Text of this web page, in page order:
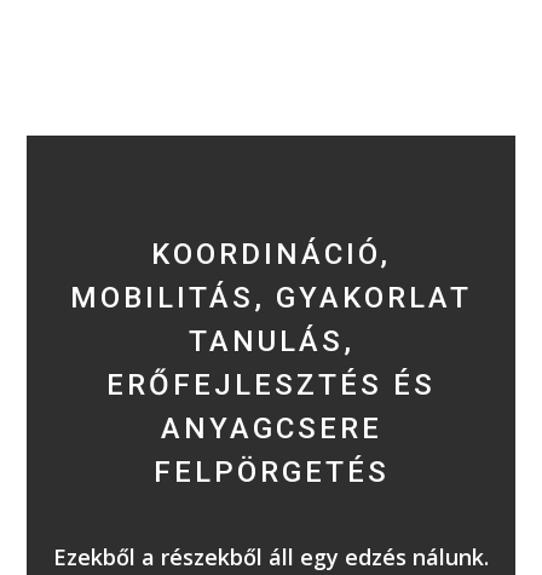
KOORDINÁCIÓ,
MOBILITÁS, GYAKORLAT
TANULÁS,
ERŐFEJLESZTÉS ÉS
ANYAGCSERE
FELPÖRGETÉS
Ezekből a részekből áll egy edzés nálunk.